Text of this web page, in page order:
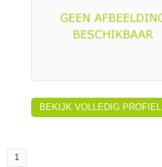
BEKIJK VOLLEDIG PROFIEL
1